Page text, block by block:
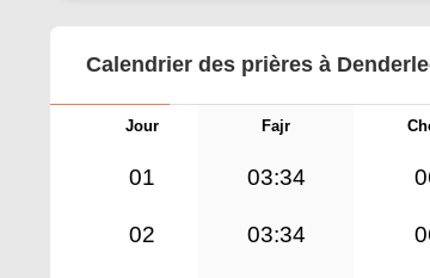
Calendrier des prières à
Jour Fajr
01 03:34
02 03:34